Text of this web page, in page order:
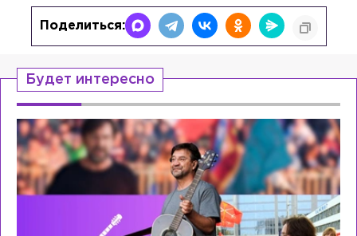
Поделиться:
Будет интересно